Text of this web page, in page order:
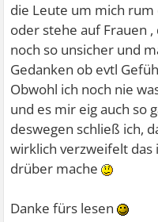
die Leute um mich rum
oder stehe auf Frauen
noch so unsicher und
Gedanken ob evtl
Obwohl ich noch nie
und es mir eig auch so
deswegen schließ ich,
wirklich verzweifelt das
drüber mache
Danke fürs lesen